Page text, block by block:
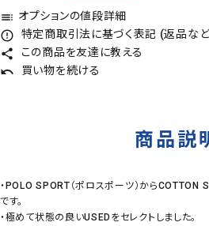
toc オプションの値段詳細
error_outline 特定商取引法に基づく表記 (返品な
share この商品を友達に教える
undo 買い物を続ける
商品説
・POLO SPORT（ポロスポーツ）からCOTTON
です。
・極めて状態の良いUSEDをセレクトしました。